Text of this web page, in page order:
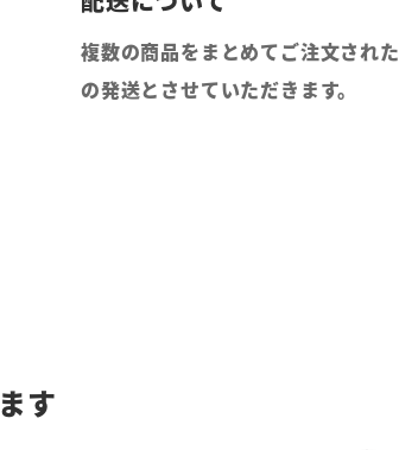
複数の商品をまとめてご注文され
の発送とさせていただきます。
す